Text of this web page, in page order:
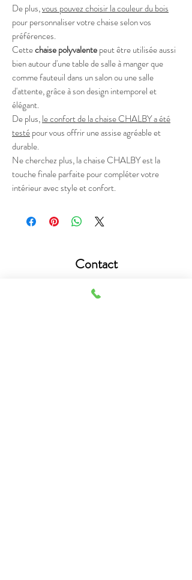
De plus,vous pouvez choisir la couleur du bois
pour personnaliser votre chaise selon vos
préférences.
Cettechaise polyvalentepeut être utilisée aussi
bien autour d'une table de salle à manger que
comme fauteuil dans un salon ou une salle
d'attente, grâce à son design intemporel et
élégant.
De plus,le confort de la chaise CHALBY a été
testépour vous offrir une assise agréable et
durable.
Ne cherchez plus, la chaise CHALBY est la
touche finale parfaite pour compléter votre
intérieur avec style et confort.
Contact
+216 55 555 533